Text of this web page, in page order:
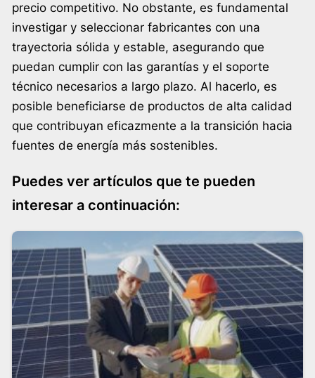
precio competitivo. No obstante, es fundamental
investigar y seleccionar fabricantes con una
trayectoria sólida y estable, asegurando que
puedan cumplir con las garantías y el soporte
técnico necesarios a largo plazo. Al hacerlo, es
posible beneficiarse de productos de alta calidad
que contribuyan eficazmente a la transición hacia
fuentes de energía más sostenibles.
Puedes ver artículos que te pueden
interesar a continuación: